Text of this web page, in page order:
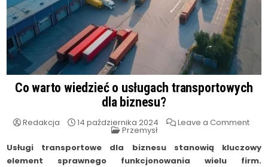
Co warto wiedzieć o usługach transportowych
dla biznesu?
Redakcja 14 października 2024 Leave a Commenton
o
Posted
Przemysł
Usługi transportowe dla biznesu stanowią kluczowy
element sprawnego funkcjonowania wielu firm.